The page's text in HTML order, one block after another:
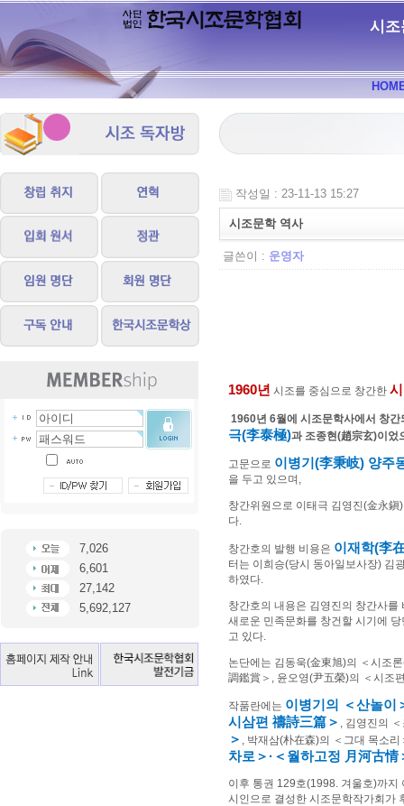
시조
7,026
6,601
27,142
5,692,127
작성일 : 23-11-13 15:27
시조문학 역사
글쓴이 : 운영자
1960년 시조를 중심으로 창간한
1960년 6월에 시조문학사에서 창간
극(李泰極)과 조종현(趙宗玄)이었
고문으로 이병기 (李秉岐) 양주
을 두고 있으며 ,
창간위원으로 이태극 김영진(金永鎭
다.
창간호의 발행 비용은 이재학(李
터는 이희승(당시 동아일보사장) 김
하였다.
창간호의 내용은 김영진의 창간사를
새로운 민족문화를 창건할 시기에
고 있다.
논단에는 김동욱(金東旭)의 ＜ 시조론
調鑑賞 ＞ , 윤오영(尹五榮)의 ＜ 시조
작품란에는 이병기의 ＜산놀이
시삼편 禱詩三篇＞ , 김영진의 ＜
＞ , 박재삼(朴在森)의 ＜ 그대 목소리
차로 ＞ · ＜ 월하고정 月河古情
이후 통권 129호(1998. 겨울호)까지
시인으로 결성한 시조문학작가회가